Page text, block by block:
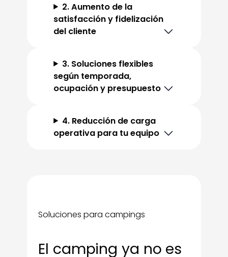
2. Aumento de la
satisfacción y fidelización
del cliente
3. Soluciones flexibles
según temporada,
ocupación y presupuesto
4. Reducción de carga
operativa para tu equipo
Soluciones para campings
El camping ya no es